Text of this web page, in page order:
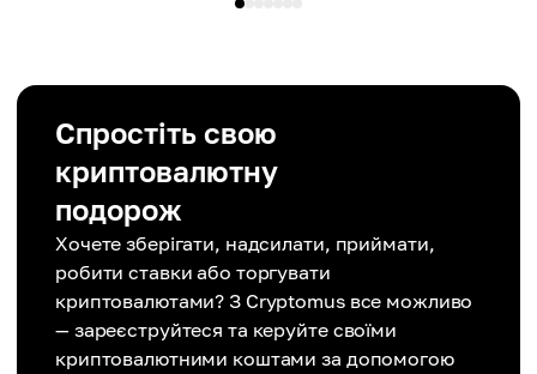
Спростіть свою
криптовалютну
подорож
Хочете зберігати, надсилати, приймати,
робити ставки або торгувати
криптовалютами? З Cryptomus все можливо
— зареєструйтеся та керуйте своїми
криптовалютними коштами за допомогою